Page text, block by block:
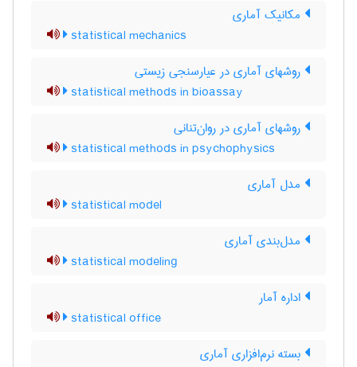
مکانیک آماری
statistical mechanics
روشهای آماری در عیارسنجی زیستی
statistical methods in bioassay
روشهای آماری در روان‌تنانی
statistical methods in psychophysics
مدل آماری
statistical model
مدل‌بندی آماری
statistical modeling
اداره آمار
statistical office
بسته نرم‌افزاری آماری